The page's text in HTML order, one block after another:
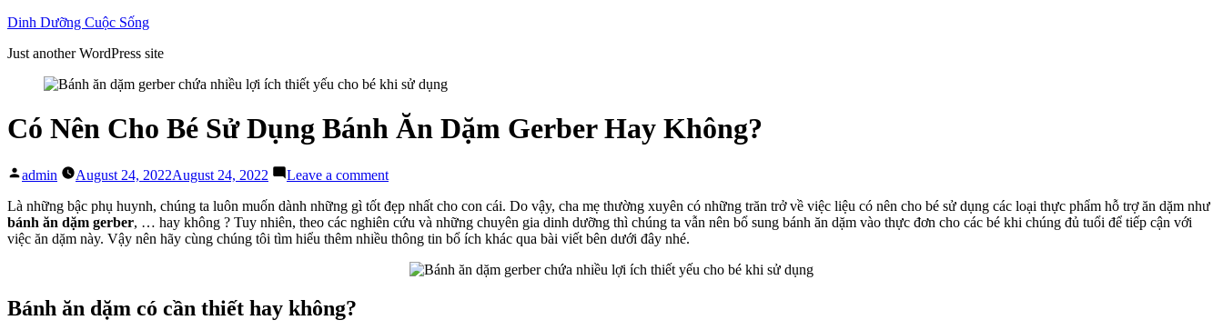
Skip
content
Dinh Dưỡng Cuộc Sống
Just another WordPress site
Có Nên Cho Bé Sử Dụng Bánh Ăn Dặm Gerber Hay Không?
Posted
admin August 24, 2022August 24, 2022 Leave a commenton
Nên
Cho
Bé
Dụng
Là những bậc phụ huynh, chúng ta luôn muốn dành những gì tốt đẹp nhất cho con cái. Do vậy, cha mẹ thường xuyên có những trăn trở về việc liệu có nên cho bé sử dụng các loại thực phẩm hỗ trợ ăn dặm như
bánh ăn dặm gerber, … hay không ? Tuy nhiên, theo các nghiên cứu và những chuyên gia dinh dưỡng thì chúng ta vẫn nên bổ sung bánh ăn dặm vào thực đơn cho các bé khi chúng đủ tuổi để tiếp cận với
việc ăn dặm này. Vậy nên hãy cùng chúng tôi tìm hiểu thêm nhiều thông tin bổ ích khác qua bài viết bên dưới đây nhé.
Bánh ăn dặm có cần thiết hay không?